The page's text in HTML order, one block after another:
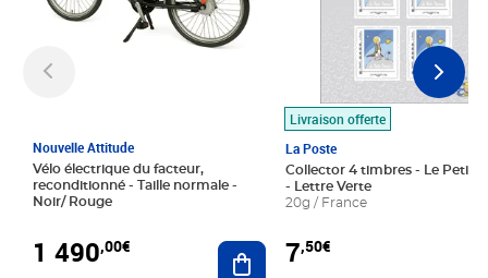
Nouvelle Attitude
Vélo électrique du facteur,
reconditionné - Taille normale -
Noir/ Rouge
1 490,00€ Ajouter au panier
Livraison offerte
La Poste
Collector 4 timbres - Le Petit
- Lettre Verte
20g / France
7,50€